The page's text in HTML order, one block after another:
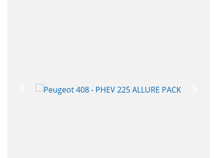
Précèdent